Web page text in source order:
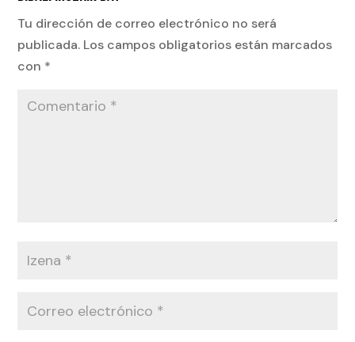
Tu dirección de correo electrónico no será
publicada. Los campos obligatorios están marcados
con *